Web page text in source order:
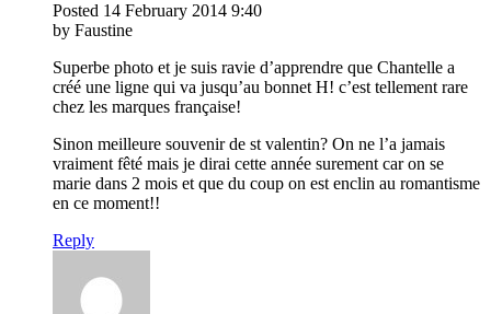
Posted 14 February 2014 9:40
by Faustine
Superbe photo et je suis ravie d’apprendre que Chantelle a
créé une ligne qui va jusqu’au bonnet H! c’est tellement rare
chez les marques française!
Sinon meilleure souvenir de st valentin? On ne l’a jamais
vraiment fêté mais je dirai cette année surement car on se
marie dans 2 mois et que du coup on est enclin au romantisme
en ce moment!!
Reply